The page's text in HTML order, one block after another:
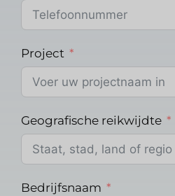
Project
Geografische reikwijdte
Bedrijfsnaam